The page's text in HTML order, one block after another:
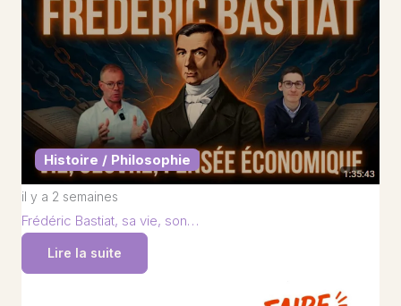
Histoire / Philosophie
il y a 2 semaines
Frédéric Bastiat, sa vie, son…
Lire la suite